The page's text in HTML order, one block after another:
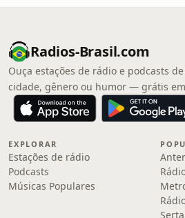
Radios-Brasil.com
Ouça estações de rádio e podcasts
cidade, gênero ou humor — grátis
EXPLORAR
Estações de rádio
Podcasts
Músicas Populares